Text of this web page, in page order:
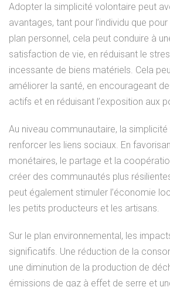
Adopter la simplicité volontaire peut
avantages, tant pour l’individu que
plan personnel, cela peut conduire à
satisfaction de vie, en réduisant le
incessante de biens matériels. Cela
améliorer la santé, en encourageant
actifs et en réduisant l’exposition aux
Au niveau communautaire, la
renforcer les liens sociaux. En
monétaires, le partage et la
créer des communautés plus
peut également stimuler l’économie
les petits producteurs et les artisans.
Sur le plan environnemental, les
significatifs. Une réduction de la
une diminution de la production de
émissions de gaz à effet de serre et